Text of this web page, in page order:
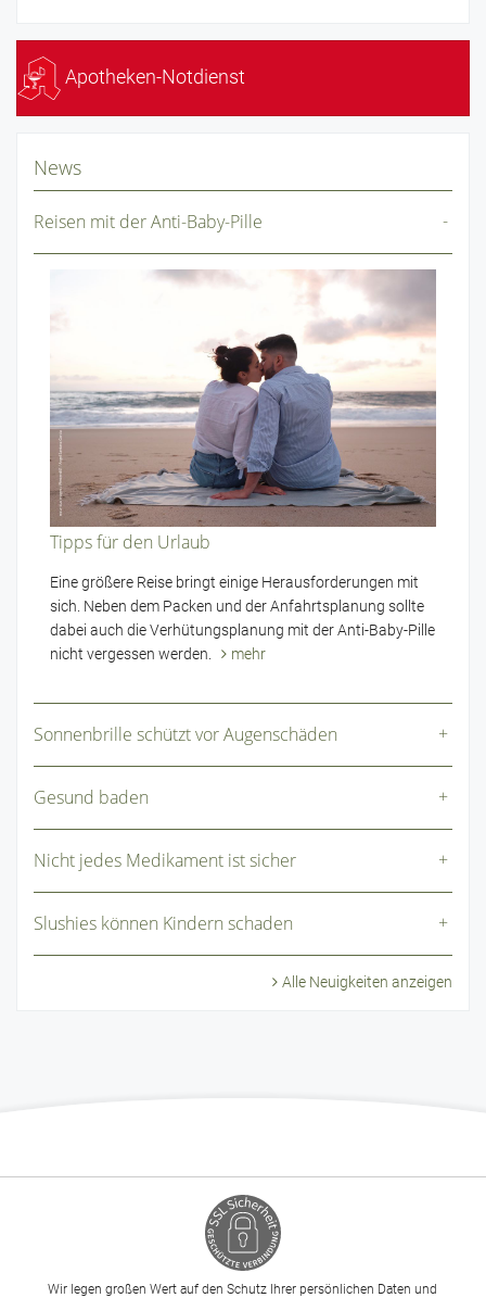
Apotheken-Notdienst
News
Reisen mit der Anti-Baby-Pille
Tipps für den Urlaub
Eine größere Reise bringt einige Herausforderungen mit
sich. Neben dem Packen und der Anfahrtsplanung sollte
dabei auch die Verhütungsplanung mit der Anti-Baby-Pille
nicht vergessen werden.
mehr
Sonnenbrille schützt vor Augenschäden
Gesund baden
Nicht jedes Medikament ist sicher
Slushies können Kindern schaden
Alle Neuigkeiten anzeigen
Wir legen großen Wert auf den Schutz Ihrer persönlichen Daten und